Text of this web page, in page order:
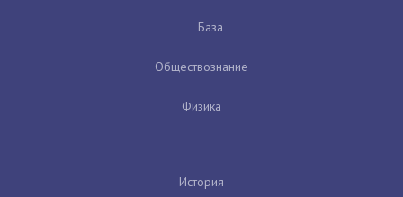
База
Обществознание
Физика
История